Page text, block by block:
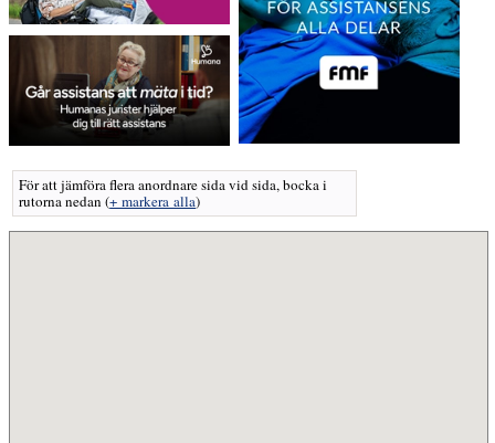
För att jämföra flera anordnare sida vid sida, bocka i
rutorna nedan(+ markera alla)